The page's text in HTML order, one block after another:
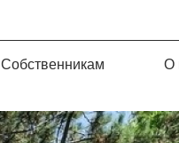
Собственникам О